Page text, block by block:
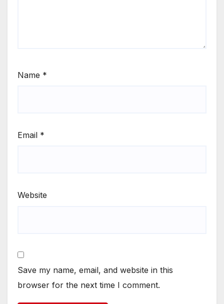
Name *
Email *
Website
Save my name, email, and website in this
browser for the next time I comment.